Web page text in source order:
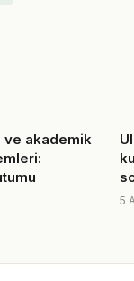
ve akademik
5